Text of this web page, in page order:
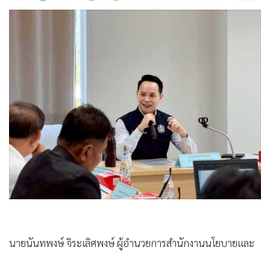
• Management & HR
• กีฬา
• ต่างประเทศ
• Special Scoop
เศรษฐกิจ-ธุรกิจ
• จีน
• ชุมชน-คุณภาพชีวิต
Motoring